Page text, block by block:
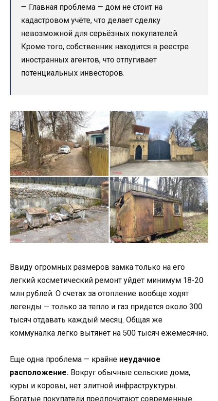
— Главная проблема — дом не стоит на
кадастровом учёте, что делает сделку
невозможной для серьёзных покупателей.
Кроме того, собственник находится в реестре
иностранных агентов, что отпугивает
потенциальных инвесторов.
Ввиду огромных размеров замка только на его
легкий косметический ремонт уйдет минимум 18-20
млн рублей. О счетах за отопление вообще ходят
легенды — только за тепло и газ придется около 300
тысяч отдавать каждый месяц. Общая же
коммуналка легко вытянет на 500 тысяч ежемесячно.
Еще одна проблема — крайне неудачное
расположение. Вокруг обычные сельские дома,
куры и коровы, нет элитной инфраструктуры.
Богатые покупатели предпочитают современные